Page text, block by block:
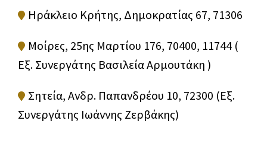
Ηράκλειο Κρήτης, Δημοκρατίας 67, 71306
Μοίρες, 25ης Μαρτίου 176, 70400, 11744 (
Εξ. Συνεργάτης Βασιλεία Αρμουτάκη )
Σητεία, Ανδρ. Παπανδρέου 10, 72300 (Εξ.
Συνεργάτης Ιωάννης Ζερβάκης)